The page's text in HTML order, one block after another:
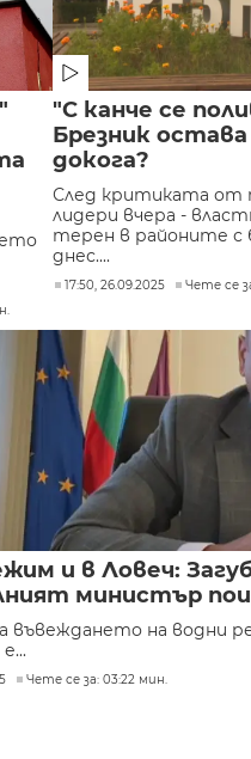
"С канче се
Брезник
докога?
След критиката от
лидери вчера -
терен в районите с
днес....
17:50, 26.09.2025 Чете се
и в Ловеч:
министър
въвеждането на водни
Чете се за: 03:22 мин.